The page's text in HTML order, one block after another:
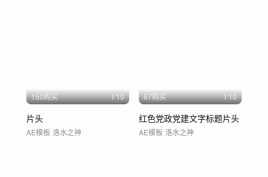
150购买 1'10
片头
AE模板 洛水之神
67购买 1'10
红色党政党建文字标题片头
AE模板 洛水之神